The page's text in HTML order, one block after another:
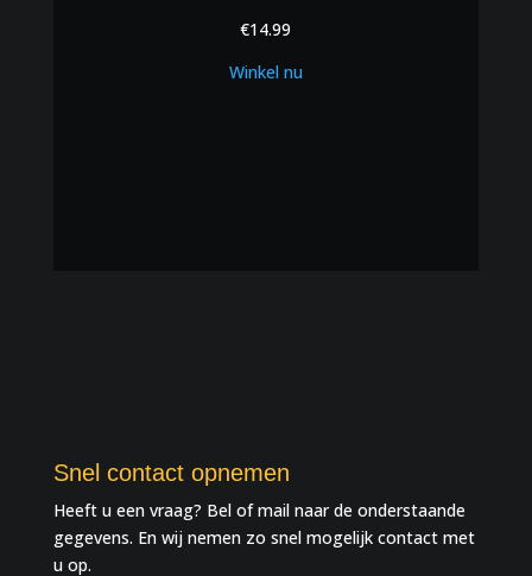
€14.99
Winkel nu
Snel contact opnemen
Heeft u een vraag? Bel of mail naar de onderstaande
gegevens. En wij nemen zo snel mogelijk contact met
u op.